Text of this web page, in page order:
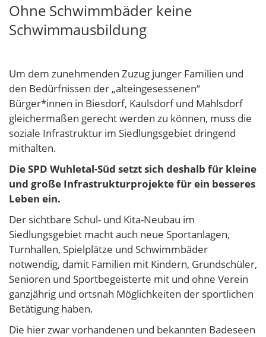
Ohne Schwimmbäder keine
Schwimmausbildung
Um dem zunehmenden Zuzug junger Familien und
den Bedürfnissen der „alteingesessenen“
Bürger*innen in Biesdorf, Kaulsdorf und Mahlsdorf
gleichermaßen gerecht werden zu können, muss die
soziale Infrastruktur im Siedlungsgebiet dringend
mithalten.
Die SPD Wuhletal-Süd setzt sich deshalb für kleine
und große Infrastrukturprojekte für ein besseres
Leben ein.
Der sichtbare Schul- und Kita-Neubau im
Siedlungsgebiet macht auch neue Sportanlagen,
Turnhallen, Spielplätze und Schwimmbäder
notwendig, damit Familien mit Kindern, Grundschüler,
Senioren und Sportbegeisterte mit und ohne Verein
ganzjährig und ortsnah Möglichkeiten der sportlichen
Betätigung haben.
Die hier zwar vorhandenen und bekannten Badeseen